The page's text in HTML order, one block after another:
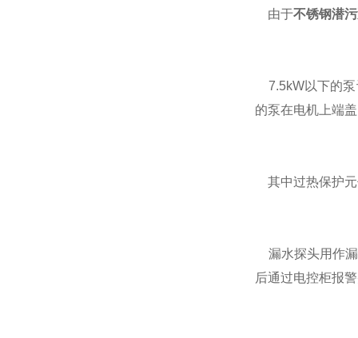
由于不锈钢潜
7.5kW以下的泵
的泵在电机上端
其中过热保护元
漏水探头用作漏
后通过电控柜报